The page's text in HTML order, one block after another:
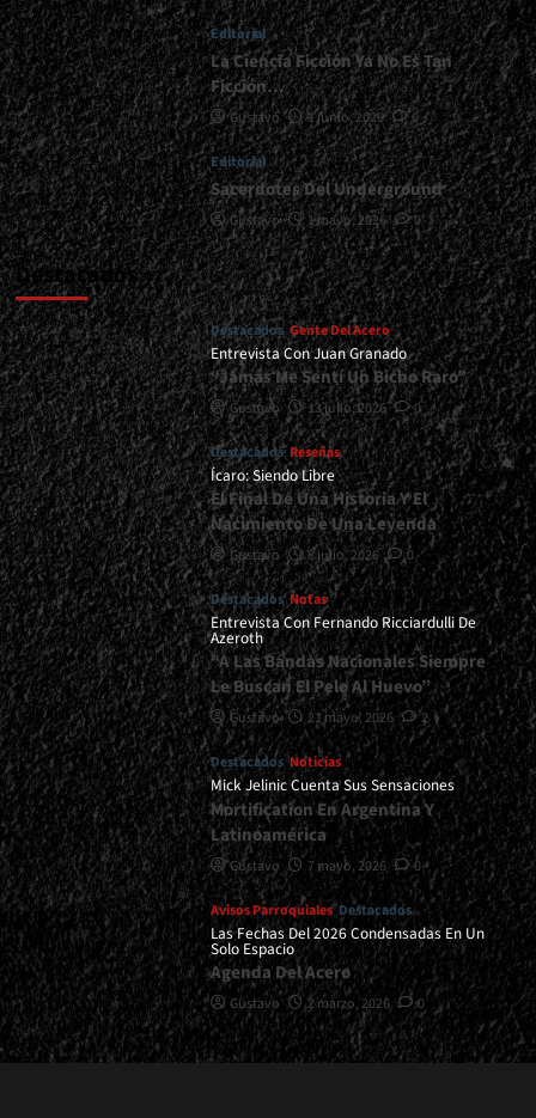
<div>La
Hora
De
La
Confirmación</div>
Editorial
La Ciencia Ficción Ya No Es Tan
Ficción…
Gustavo 1 junio, 2026 0
Editorial
Sacerdotes Del Underground
Gustavo 1 mayo, 2026 0
Destacados
Destacados Gente Del Acero
Entrevista Con Juan Granado
“Jamás Me Sentí Un Bicho Raro”
Gustavo 13 julio, 2026 0
Destacados Reseñas
Ícaro: Siendo Libre
El Final De Una Historia Y El
Nacimiento De Una Leyenda
Gustavo 8 julio, 2026 0
Destacados Notas
Entrevista Con Fernando Ricciardulli De
Azeroth
“A Las Bandas Nacionales Siempre
Le Buscan El Pelo Al Huevo”
Gustavo 21 mayo, 2026 2
Destacados Noticias
Mick Jelinic Cuenta Sus Sensaciones
Mortification En Argentina Y
Latinoamérica
Gustavo 7 mayo, 2026 0
Avisos Parroquiales Destacados
Las Fechas Del 2026 Condensadas En Un
Solo Espacio
Agenda Del Acero
Gustavo 2 marzo, 2026 0